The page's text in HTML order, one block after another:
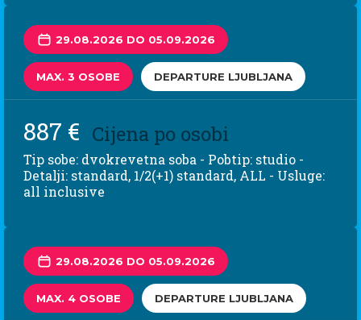
29.08.2026 DO 05.09.2026
MAX. 3 OSOBE DEPARTURE LJUBLJANA
887 € Cijena po osobi
Tip sobe: dvokrevetna soba - Pobtip: studio -
Detalji: standard, 1/2(+1) standard, ALL - Usluge:
all inclusive
29.08.2026 DO 05.09.2026
MAX. 4 OSOBE DEPARTURE LJUBLJANA